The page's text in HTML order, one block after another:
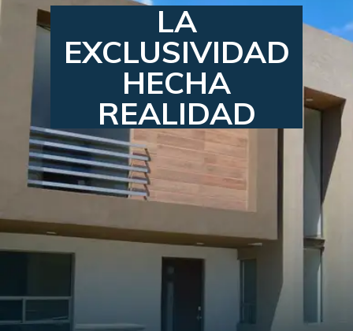
LA
EXCLUSIVIDAD
HECHA
REALIDAD